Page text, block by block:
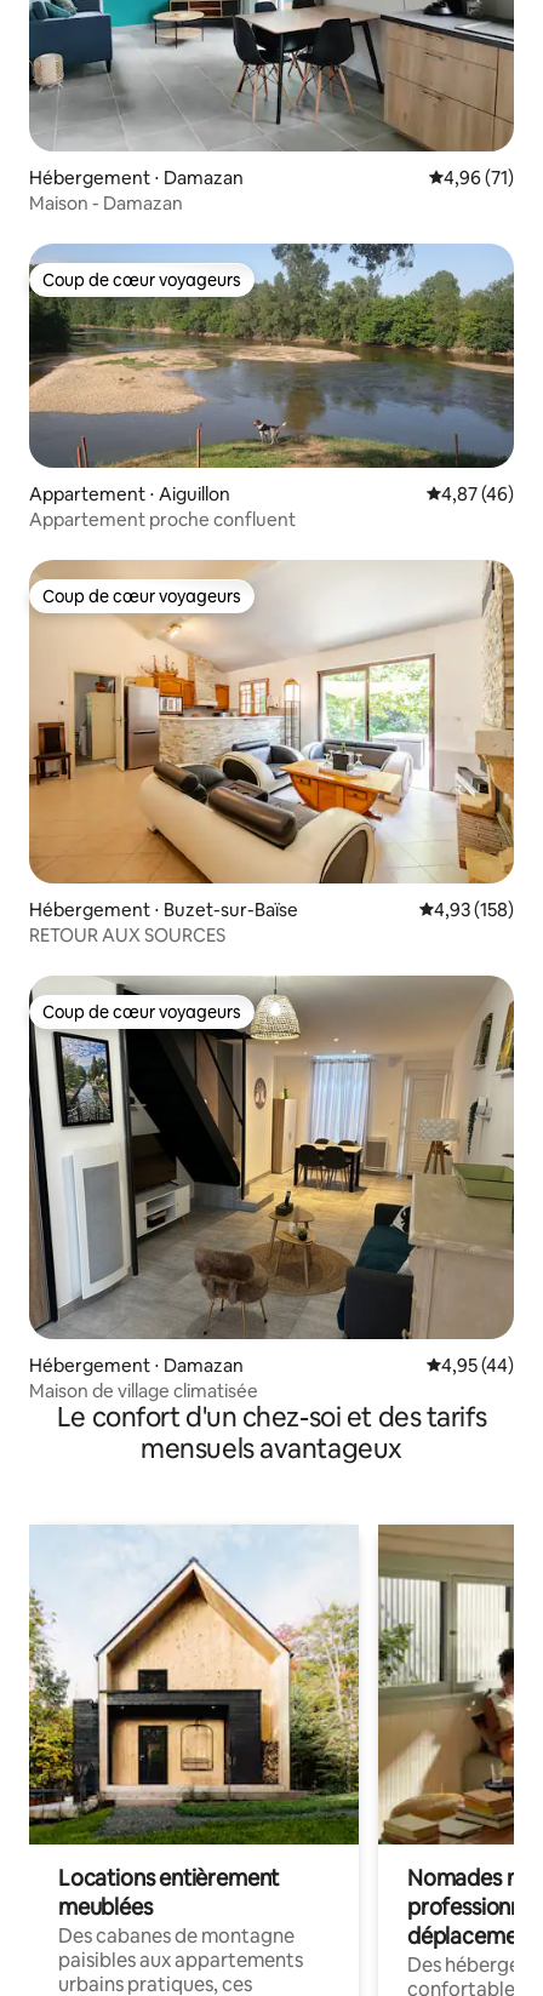
Hébergement ⋅ Damazan Évaluation
4,96 (71)
Maison - Damazan
Coup de cœur voyageurs
Coup de cœur voyageurs
Appartement ⋅ Aiguillon Évaluation
4,87 (46)
Appartement proche confluent
Coup de cœur voyageurs
Coup de cœur voyageurs
Hébergement ⋅ Buzet-sur-Baïse Évaluation
4,93 (158)
RETOUR AUX SOURCES
Coup de cœur voyageurs
Coup de cœur voyageurs
Hébergement ⋅ Damazan Évaluation
4,95 (44)
Maison de village climatisée
Le confort d'un chez-soi et des tarifs
mensuels avantageux
Locations entièrement
meublées
Des cabanes de montagne
paisibles aux appartements
urbains pratiques, ces
Nomades
déplacement
Des
confortables